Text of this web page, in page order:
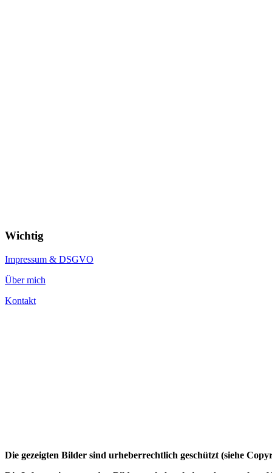
Wichtig
Impressum & DSGVO
Über mich
Kontakt
Die gezeigten Bilder sind urheberrechtlich geschützt (siehe